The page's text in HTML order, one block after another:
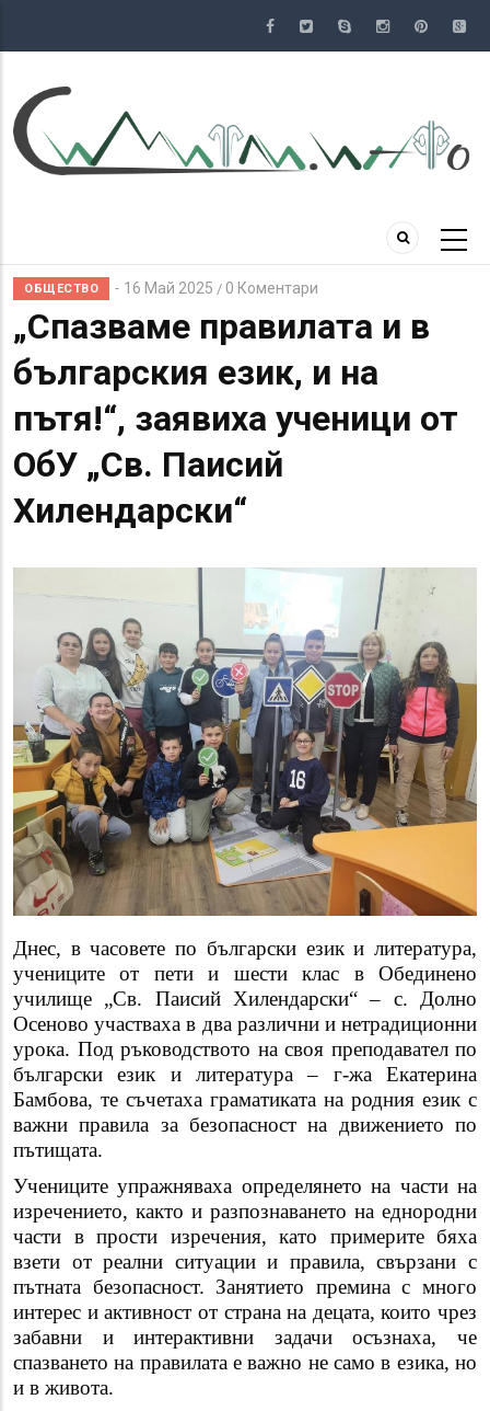
съдържание
ОБЩЕСТВО 16 Май 2025 / 0 Коментари
„Спазваме правилата и в
българския език, и на
пътя!“, заявиха ученици от
ОбУ „Св. Паисий
Хилендарски“
Днес, в часовете по български език и литература,
учениците от пети и шести клас в Обединено
училище „Св. Паисий Хилендарски“ – с. Долно
Осеново участваха в два различни и нетрадиционни
урока. Под ръководството на своя преподавател по
български език и литература – г-жа Екатерина
Бамбова, те съчетаха граматиката на родния език с
важни правила за безопасност на движението по
пътищата.
Учениците упражняваха определянето на части на
изречението, както и разпознаването на еднородни
части в прости изречения, като примерите бяха
взети от реални ситуации и правила, свързани с
пътната безопасност. Занятието премина с много
интерес и активност от страна на децата, които чрез
забавни и интерактивни задачи осъзнаха, че
спазването на правилата е важно не само в езика, но
и в живота.